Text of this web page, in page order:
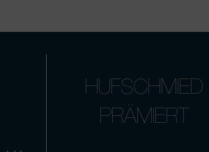
HUFSCHMIED
PRÄMIERT